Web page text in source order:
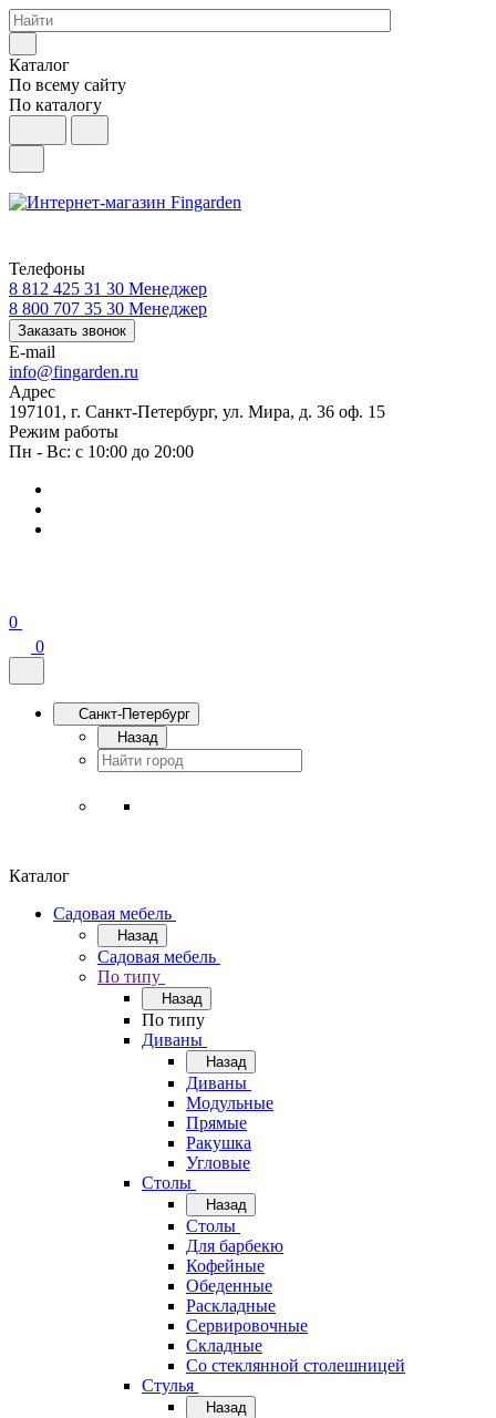
Каталог
По всему сайту
По каталогу
Телефоны
8 812 425 31 30 Менеджер
8 800 707 35 30 Менеджер
Заказать звонок
E-mail
info@fingarden.ru
Адрес
197101, г. Санкт-Петербург, ул. Мира, д. 36 оф. 15
Режим работы
Пн - Вс: с 10:00 до 20:00
0
0
Санкт-Петербург
Назад
Каталог
Садовая мебель
Назад
Садовая мебель
По типу
Назад
По типу
Диваны
Назад
Диваны
Модульные
Прямые
Ракушка
Угловые
Столы
Назад
Столы
Для барбекю
Кофейные
Обеденные
Раскладные
Сервировочные
Складные
Со стеклянной столешницей
Стулья
Назад